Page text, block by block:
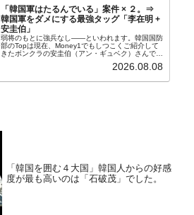
「韓国軍はたるんでいる」案件 × ２。⇒
韓国軍をダメにする最強タッグ「李在明 +
安圭伯」
弱将のもとに強兵なし――といわれます。韓国国防
部のTopは現在、Money1でもしつこくご紹介して
きたボンクラの安圭伯（アン・ギュベク）さんで
さんと「韓国初の文官上がり」の国防部長官安圭伯
2026.08.08
「韓国を囲む４大国」韓国人からの好感
度が最も高いのは「石破茂」でした。